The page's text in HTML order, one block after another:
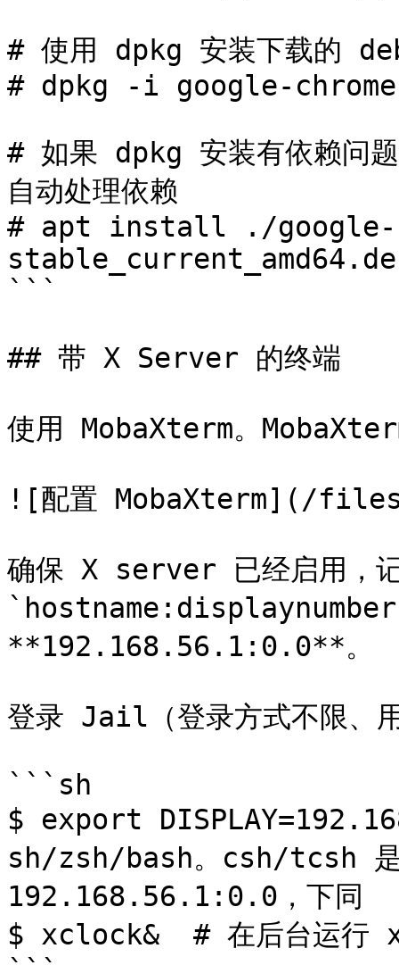
# 使用 dpkg 安装下载的
# dpkg -i google-
# 如果 dpkg 安装有依赖问
自动处理依赖
# apt install ./google-
```
## 带 X Server 的终端
使用 MobaXterm。
![配置 MobaXterm](/
确保 X server 已经启用，
**192.168.56.1:0.0**。
登录 Jail（登录方式不限、
```sh
$ export
sh/zsh/bash。csh/tcsh
192.168.56.1:0.0，下同
$ xclock&  # 在后台运行